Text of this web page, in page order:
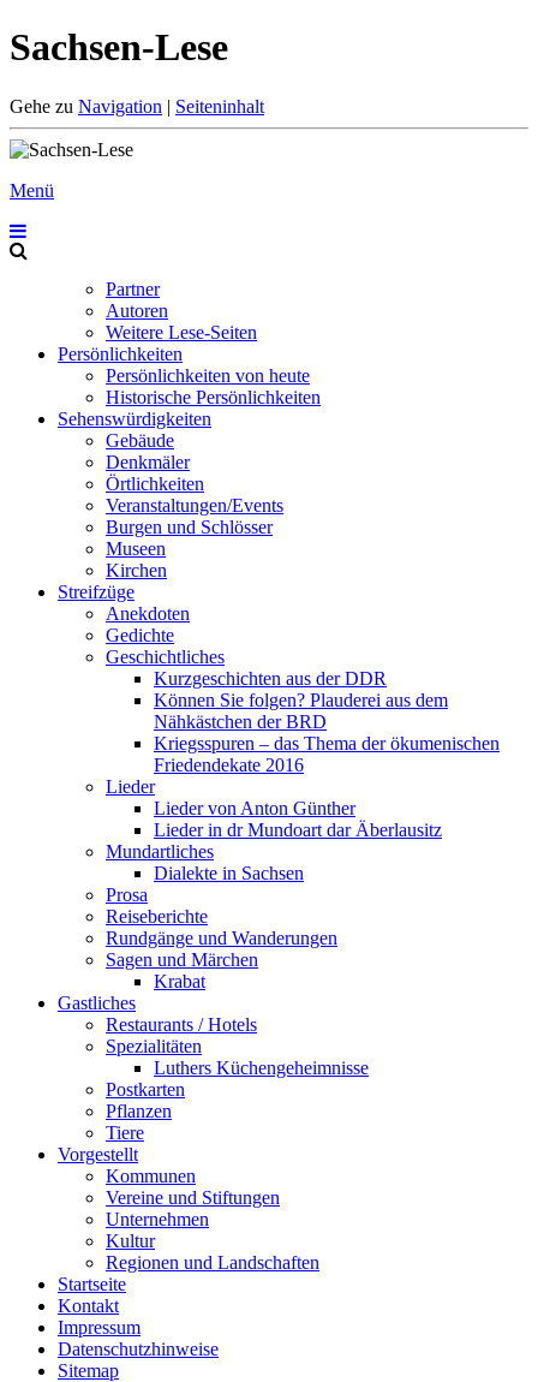
Sachsen-Lese
Gehe zu Navigation | Seiteninhalt
Menü
Partner
Autoren
Weitere Lese-Seiten
Persönlichkeiten
Persönlichkeiten von heute
Historische Persönlichkeiten
Sehenswürdigkeiten
Gebäude
Denkmäler
Örtlichkeiten
Veranstaltungen/Events
Burgen und Schlösser
Museen
Kirchen
Streifzüge
Anekdoten
Gedichte
Geschichtliches
Kurzgeschichten aus der DDR
Können Sie folgen? Plauderei aus dem
Nähkästchen der BRD
Kriegsspuren – das Thema der ökumenischen
Friedendekate 2016
Lieder
Lieder von Anton Günther
Lieder in dr Mundoart dar Äberlausitz
Mundartliches
Dialekte in Sachsen
Prosa
Reiseberichte
Rundgänge und Wanderungen
Sagen und Märchen
Krabat
Gastliches
Restaurants / Hotels
Spezialitäten
Luthers Küchengeheimnisse
Postkarten
Pflanzen
Tiere
Vorgestellt
Kommunen
Vereine und Stiftungen
Unternehmen
Kultur
Regionen und Landschaften
Startseite
Kontakt
Impressum
Datenschutzhinweise
Sitemap